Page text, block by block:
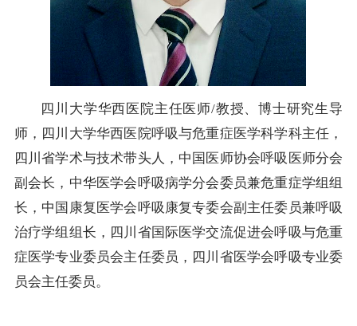
四川大学华西医院主任医师/教授、博士研究生导
师，四川大学华西医院呼吸与危重症医学科学科主任，
四川省学术与技术带头人，中国医师协会呼吸医师分会
副会长，中华医学会呼吸病学分会委员兼危重症学组组
长，中国康复医学会呼吸康复专委会副主任委员兼呼吸
治疗学组组长，四川省国际医学交流促进会呼吸与危重
症医学专业委员会主任委员，四川省医学会呼吸专业委
员会主任委员。